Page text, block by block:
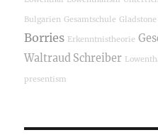
Bulgarien Gesamtschule Gladstone
Borries Erkenntnistheorie
Waltraud Schreiber
presentism